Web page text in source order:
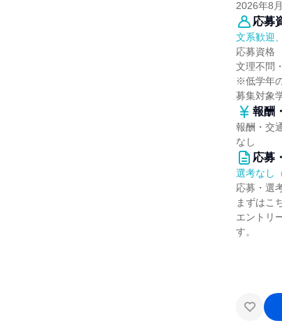
2026年8
応募
文系歓迎
応募資格
文理不問
※低学年
募集対象
報酬
報酬・交
なし
応募
選考なし
応募・選
まずはこ
エントリ
す。